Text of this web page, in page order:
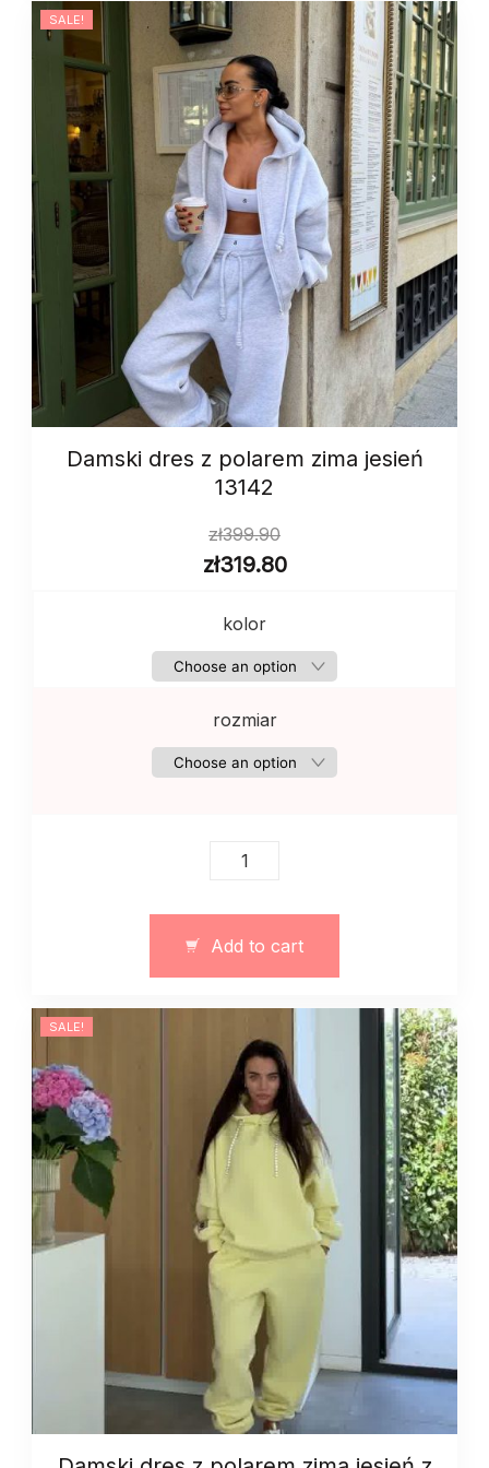
SALE!
Damski dres z polarem zima jesień
13142
zł399.90
zł319.80
kolor
rozmiar
Damski
zima
jesień
13142
quantity
Add to cart
SALE!